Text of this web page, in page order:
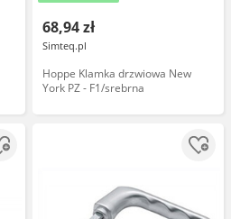
68,94 zł
Simteq.pl
Hoppe Klamka drzwiowa New
York PZ - F1/srebrna